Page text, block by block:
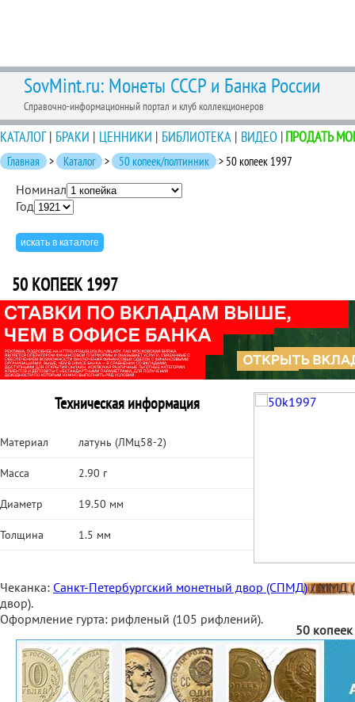
SovMint.ru: Монеты СССР и Банка России
Справочно-информационный портал и клуб коллекционеров
КАТАЛОГ| БРАКИ | ЦЕННИКИ | БИБЛИОТЕКА | ВИДЕО |ПРОДАТЬ
Главная > Каталог > 50 копеек/полтинник > 50 копеек 1997
Номинал
Год
50 КОПЕЕК 1997
Техническая информация
Материал латунь (ЛМц58-2)
Масса 2.90 г
Диаметр 19.50 мм
Толщина 1.5 мм
50
Чеканка: Санкт-Петербургский монетный двор (СПМД)/ ММД
двор).
Оформление гурта: рифленый (105 рифлений).